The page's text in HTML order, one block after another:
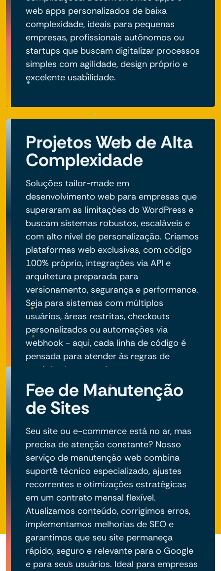
web apps personalizados de baixa
complexidade, ideais para pequenas
empresas, profissionais autônomos ou
startups que buscam digitalizar processos
simples com agilidade, design próprio e
excelente usabilidade.
Projetos Web de Alta
Complexidade
Soluções tailor-made em
desenvolvimento web para empresas que
superaram as limitações do WordPress e
buscam sistemas robustos, escaláveis e
com alto nível de personalização. Criamos
plataformas web exclusivas, com código
100% próprio, integrações via API e
arquitetura preparada para
versionamento, segurança e performance.
Seja para sistemas com múltiplos
usuários, áreas restritas, checkouts
personalizados ou automações via
webhook - aqui, cada linha de código é
pensada para atender às regras de
negócio do seu projeto.
Fee de Manutenção
de Sites
Seu site ou e-commerce está no ar, mas
precisa de atenção constante? Nosso
serviço de manutenção web combina
suporte técnico especializado, ajustes
recorrentes e otimizações estratégicas
em um contrato mensal flexível.
Atualizamos conteúdo, corrigimos erros,
implementamos melhorias de SEO e
garantimos que seu site permaneça
rápido, seguro e relevante para o Google
e para seus usuários. Ideal para empresas